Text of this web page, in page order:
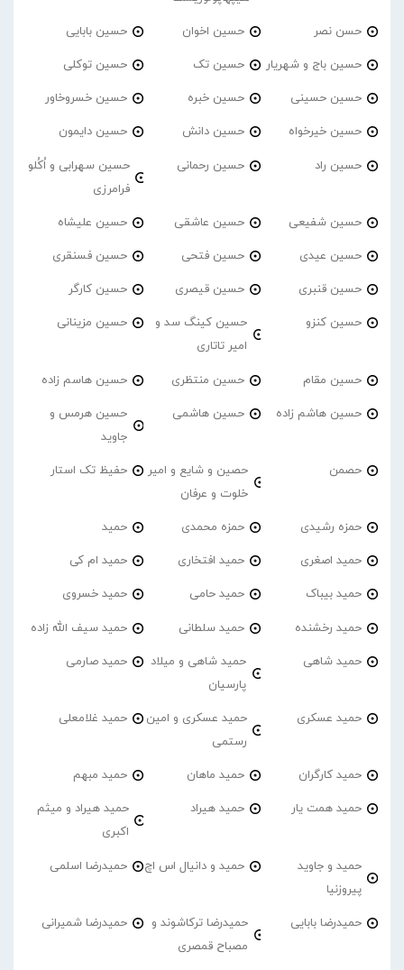
حسن نصر حسین اخوان حسین بابایی
حسین باج و شهریار حسین تک حسین توکلی
حسین حسینی حسین خبره حسین خسروخاور
حسین خیرخواه حسین دانش حسین دایمون
حسین راد حسین رحمانی
حسین سهرابی و اُکُلو
فرامرزی
حسین شفیعی حسین عاشقی حسین علیشاه
حسین عیدی حسین فتحی حسین فسنقری
حسین قنبری حسین قیصری حسین کارگر
حسین کنزو
حسین کینگ سد و
امیر تاتاری
حسین مزینانی
حسین مقام حسین منتظری حسین هاسم زاده
حسین هاشم زاده حسین هاشمی
حسین هرمس و
جاوید
حصمن
حصین و شایع و امیر
خلوت و عرفان
حفیظ تک استار
حمزه رشیدی حمزه محمدی حمید
حمید اصغری حمید افتخاری حمید ام کی
حمید بیباک حمید حامی حمید خسروی
حمید رخشنده حمید سلطانی حمید سیف الله زاده
حمید شاهی
حمید شاهی و میلاد
پارسیان
حمید صارمی
حمید عسکری
حمید عسکری و امین
رستمی
حمید غلامعلی
حمید کارگران حمید ماهان حمید مبهم
حمید همت یار حمید هیراد
حمید هیراد و میثم
اکبری
حمید و جاوید
پیروزنیا
حمید و دانیال اس اچ حمیدرضا اسلمی
حمیدرضا بابایی
حمیدرضا ترکاشوند و
مصباح قمصری
حمیدرضا شمیرانی